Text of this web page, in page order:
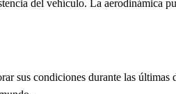
del vehículo. La aerodinámica
sus condiciones durante las últimas